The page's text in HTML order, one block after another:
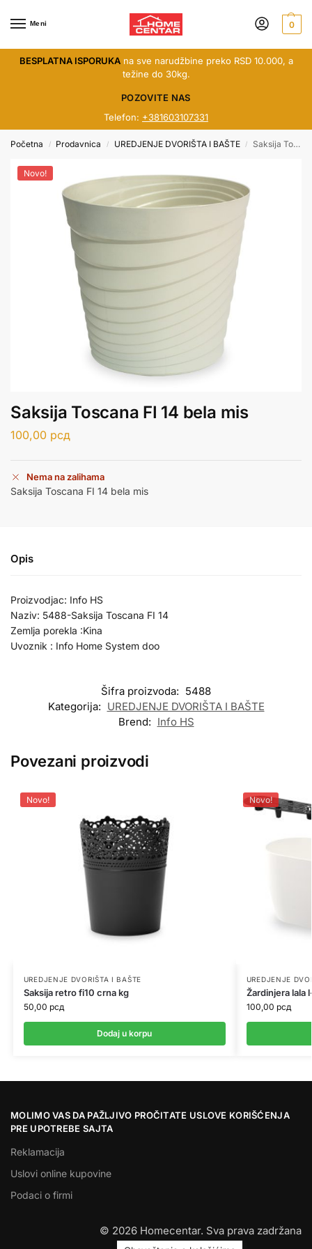
Meni 0
BESPLATNA ISPORUKAna sve narudžbine preko RSD 10.000, a
težine do 30kg.
POZOVITE NAS
Telefon: +381603107331
Početna / Prodavnica / UREDJENJE DVORIŠTA I BAŠTE / Saksija Toscana FI 14 bela mis
Novo!
Saksija Toscana FI 14 bela mis
100,00 рсд
Nema na zalihama
Saksija Toscana FI 14 bela mis
Opis
Proizvodjac: Info HS
Naziv: 5488-Saksija Toscana FI 14
Zemlja porekla :Kina
Uvoznik : Info Home System doo
Šifra proizvoda: 5488
Kategorija: UREDJENJE DVORIŠTA I BAŠTE
Brend: Info HS
Povezani proizvodi
Novo!
UREDJENJE DVORIŠTA I BAŠTE
Saksija retro fi10 crna kg
50,00 рсд
Dodaj u korpu
Novo!
UREDJENJE
Žardinjera lala
100,00 рсд
MOLIMO VAS DA PAŽLJIVO PROČITATE USLOVE KORIŠĆENJA
PRE UPOTREBE SAJTA
Reklamacija
Uslovi online kupovine
Podaci o firmi
© 2026 Homecentar. Sva prava zadržana